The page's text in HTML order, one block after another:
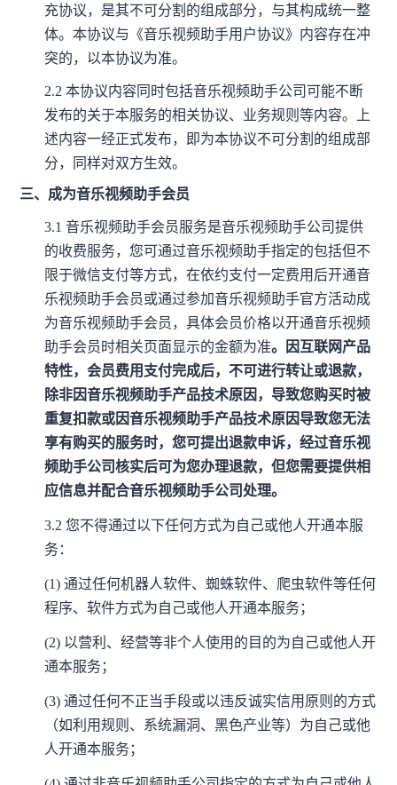
充协议，是其不可分割的组成部分，与其构成统一整
体。本协议与《音乐视频助手用户协议》内容存在冲
突的，以本协议为准。
2.2本协议内容同时包括音乐视频助手公司可能不断
发布的关于本服务的相关协议、业务规则等内容。上
述内容一经正式发布，即为本协议不可分割的组成部
分，同样对双方生效。
三、成为音乐视频助手会员
3.1 音乐视频助手会员服务是音乐视频助手公司提供
的收费服务，您可通过音乐视频助手指定的包括但不
限于微信支付等方式，在依约支付一定费用后开通音
乐视频助手会员或通过参加音乐视频助手官方活动成
为音乐视频助手会员，具体会员价格以开通音乐视频
助手会员时相关页面显示的金额为准。因互联网产品
特性，会员费用 支付完成后，不可进行转让或退款，
除非因音乐视频助手产品技术原因，导致您购买时被
重复扣款或因音乐视频助手产品技术原因导致您无法
享有购买的服务时，您可提出退款申诉，经过音乐视
频助手公司核实后可为您办理退款，但您需要提供相
应信息并配合音乐视频助手公司处理。
3.2您不得通过以下任何方式为自己或他人开通本服
务：
(1)通过任何机器人软件、蜘蛛软件、爬虫软件等任何
程序、软件方式为自己或他人开通本服务；
(2) 以营利、经营等非个人使用的目的为自己或他人开
通本服务；
(3)通过任何不正当手段或以违反诚实信用原则的方式
（如利用规则、系统漏洞、黑色产业等）为自己或他
人开通本服务；